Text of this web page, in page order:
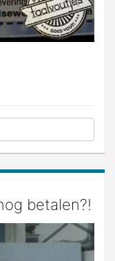
betalen?!